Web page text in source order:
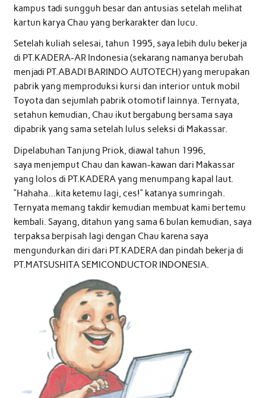
kampus tadi sungguh besar dan antusias setelah melihat
kartun karya Chau yang berkarakter dan lucu.
Setelah kuliah selesai, tahun 1995, saya lebih dulu bekerja
di PT.KADERA-AR Indonesia (sekarang namanya berubah
menjadi PT.ABADI BARINDO AUTOTECH) yang merupakan
pabrik yang memproduksi kursi dan interior untuk mobil
Toyota dan sejumlah pabrik otomotif lainnya. Ternyata,
setahun kemudian, Chau ikut bergabung bersama saya
dipabrik yang sama setelah lulus seleksi di Makassar.
Dipelabuhan Tanjung Priok, diawal tahun 1996,
saya menjemput Chau dan kawan-kawan dari Makassar
yang lolos di PT.KADERA yang menumpang kapal laut.
“Hahaha…kita ketemu lagi, ces!” katanya sumringah.
Ternyata memang takdir kemudian membuat kami bertemu
kembali. Sayang, ditahun yang sama 6 bulan kemudian, saya
terpaksa berpisah lagi dengan Chau karena saya
mengundurkan diri dari PT.KADERA dan pindah bekerja di
PT.MATSUSHITA SEMICONDUCTOR INDONESIA.